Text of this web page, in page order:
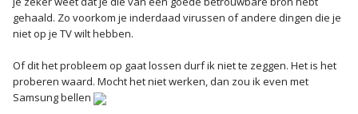
gehaald. Zo voorkom je inderdaad virussen of andere dingen die je
niet op je TV wilt hebben.
Of dit het probleem op gaat lossen durf ik niet te zeggen. Het is het
proberen waard. Mocht het niet werken, dan zou ik even met
Samsung bellen